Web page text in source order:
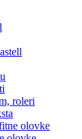
roleri
olovke